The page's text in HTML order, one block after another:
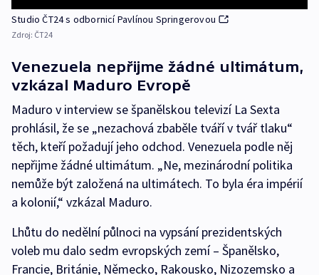
Studio ČT24 s odbornicí Pavlínou Springerovou
Zdroj: ČT24
Venezuela nepřijme žádné ultimátum,
vzkázal Maduro Evropě
Maduro v interview se španělskou televizí La Sexta
prohlásil, že se „nezachová zbaběle tváří v tvář tlaku“
těch, kteří požadují jeho odchod. Venezuela podle něj
nepřijme žádné ultimátum. „Ne, mezinárodní politika
nemůže být založená na ultimátech. To byla éra impérií
a kolonií,“ vzkázal Maduro.
Lhůtu do nedělní půlnoci na vypsání prezidentských
voleb mu dalo sedm evropských zemí – Španělsko,
Francie, Británie, Německo, Rakousko, Nizozemsko a